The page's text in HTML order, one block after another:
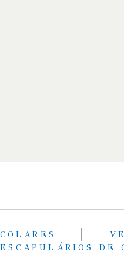
COLARES
ESCAPULÁRIOS DE